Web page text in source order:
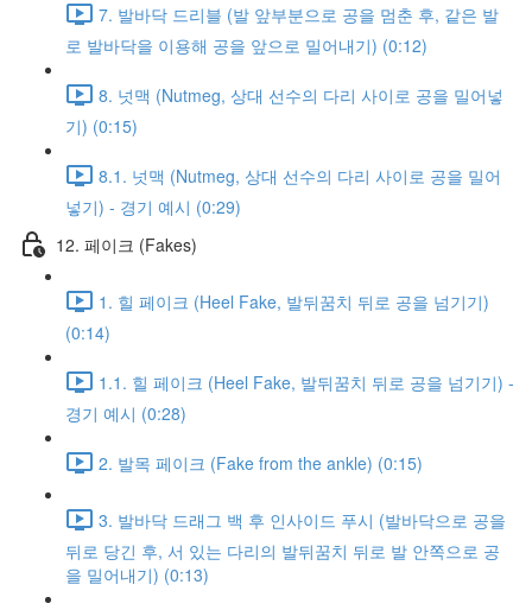
7. 발바닥 드리블 (발 앞부분으로 공을 멈춘 후, 같은 발
로 발바닥을 이용해 공을 앞으로 밀어내기) (0:12)
8. 넛맥 (Nutmeg, 상대 선수의 다리 사이로 공을 밀어넣
기) (0:15)
8.1. 넛맥 (Nutmeg, 상대 선수의 다리 사이로 공을 밀어
넣기) - 경기 예시 (0:29)
12. 페이크 (Fakes)
1. 힐 페이크 (Heel Fake, 발뒤꿈치 뒤로 공을 넘기기)
(0:14)
1.1. 힐 페이크 (Heel Fake, 발뒤꿈치 뒤로 공을 넘기기) -
경기 예시 (0:28)
2. 발목 페이크 (Fake from the ankle) (0:15)
3. 발바닥 드래그 백 후 인사이드 푸시 (발바닥으로 공을
뒤로 당긴 후, 서 있는 다리의 발뒤꿈치 뒤로 발 안쪽으로 공
을 밀어내기) (0:13)